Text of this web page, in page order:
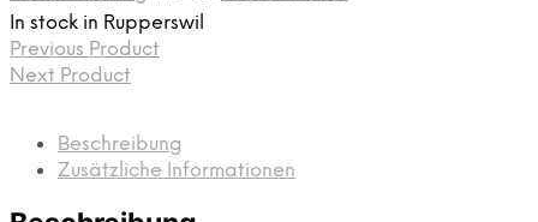
In stock in Rupperswil
Previous Product
Next Product
Beschreibung
Zusätzliche Informationen